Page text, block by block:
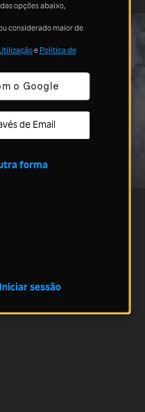
opções abaixo,
considerado maior de
e Política de
de Email
forma
Iniciar sessão